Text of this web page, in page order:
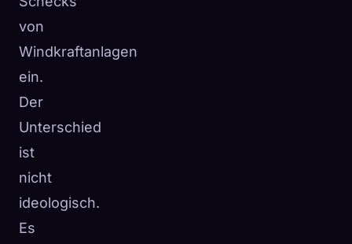
von
Windkraftanlagen
ein.
Der
Unterschied
ist
nicht
ideologisch.
Es